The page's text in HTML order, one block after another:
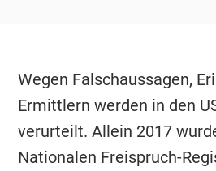
Wegen Falschaussagen,
Ermittlern werden in den
verurteilt. Allein 2017
Nationalen Freispruch-